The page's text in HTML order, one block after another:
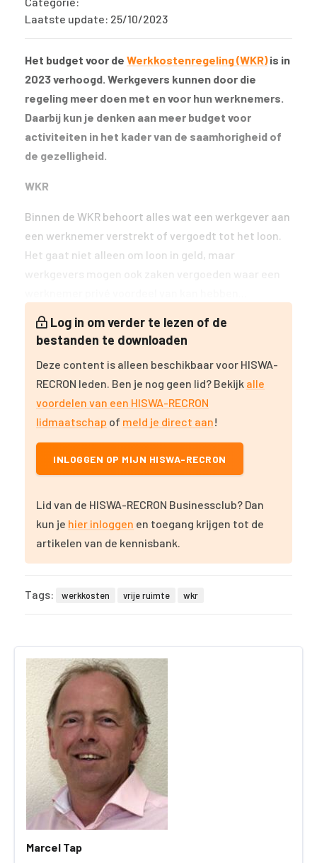
Laatste update: 25/10/2023
Het budget voor de Werkkostenregeling (WKR)is in
2023 verhoogd. Werkgevers kunnen door die
regeling meer doen met en voor hun werknemers.
Daarbij kun je denken aan meer budget voor
activiteiten in het kader van de saamhorigheid of
de gezelligheid.
WKR
Binnen de WKR behoort alles wat een werkgever aan
een werknemer verstrekt of vergoedt tot het loon.
Het gaat niet alleen om loon in geld, maar
Log in om verder te lezen of de
bestanden te downloaden
Deze content is alleen beschikbaar voor HISWA-
RECRON leden. Ben je nog geen lid? Bekijk alle
voordelen van een HISWA-RECRON
lidmaatschap of meld je direct aan!
INLOGGEN OP MIJN HISWA-RECRON
Lid van de HISWA-RECRON Businessclub? Dan
kun je hier inloggen en toegang krijgen tot de
artikelen van de kennisbank.
Tags: werkkosten vrije ruimte wkr
Marcel Tap